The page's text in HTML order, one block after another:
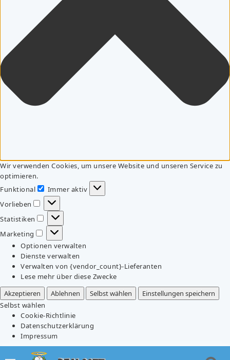
Wir verwenden Cookies, um unsere Website und unseren Service zu
optimieren.
Funktional
Funktional
Immer aktiv
Vorlieben
Vorlieben
Statistiken
Statistiken
Marketing
Marketing
Optionen verwalten
Dienste verwalten
Verwalten von {vendor_count}-Lieferanten
Lese mehr über diese Zwecke
Akzeptieren
Ablehnen Selbst wählen
Einstellungen speichern
Selbst wählen
Cookie-Richtlinie
Datenschutzerklärung
Impressum